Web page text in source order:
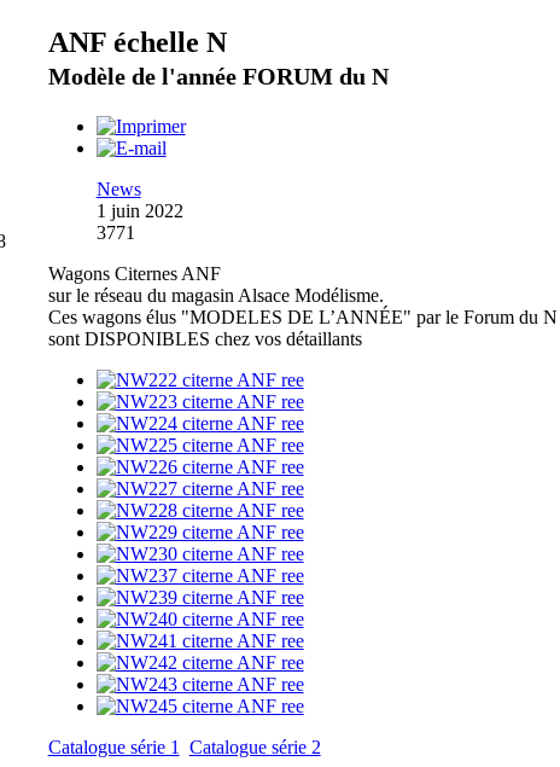
ANF échelle N
Modèle de l'année FORUM du N
News
1 juin 2022
3771
Wagons Citernes ANF
sur le réseau du magasin Alsace Modélisme.
Ces wagons élus "MODELES DE L’ANNÉE" par le Forum du N
sont DISPONIBLES chez vos détaillants
Catalogue série 1 Catalogue série 2